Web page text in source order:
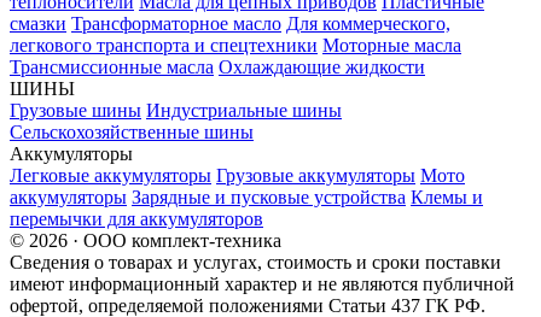
смазки Трансформаторное масло Для коммерческого,
легкового транспорта и спецтехники Моторные масла
Трансмиссионные масла Охлаждающие жидкости
ШИНЫ
Грузовые шины Индустриальные шины
Сельскохозяйственные шины
Аккумуляторы
Легковые аккумуляторы Грузовые аккумуляторы Мото
аккумуляторы Зарядные и пусковые устройства Клемы и
перемычки для аккумуляторов
© 2026 · ООО комплект-техника
Сведения о товарах и услугах, стоимость и сроки поставки
имеют информационный характер и не являются публичной
офертой, определяемой положениями Статьи 437 ГК РФ.